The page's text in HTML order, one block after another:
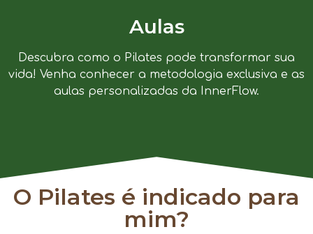
Aulas
Descubra como o Pilates pode transformar sua
vida! Venha conhecer a metodologia exclusiva e as
aulas personalizadas da InnerFlow.
O Pilates é indicado para
mim?